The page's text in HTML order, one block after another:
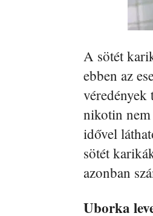
A sötét
ebben az
nikotin nem
idővel
sötét
azonban
Uborka